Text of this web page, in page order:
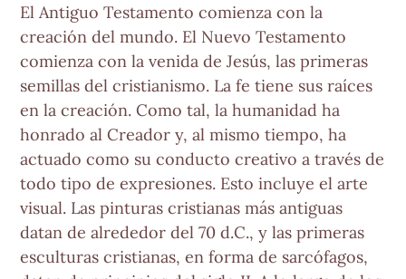
El Antiguo Testamento comienza con la
creación del mundo. El Nuevo Testamento
comienza con la venida de Jesús, las primeras
semillas del cristianismo. La fe tiene sus raíces
en la creación. Como tal, la humanidad ha
honrado al Creador y, al mismo tiempo, ha
actuado como su conducto creativo a través de
todo tipo de expresiones. Esto incluye el arte
visual. Las pinturas cristianas más antiguas
datan de alrededor del 70 d.C., y las primeras
esculturas cristianas, en forma de sarcófagos,